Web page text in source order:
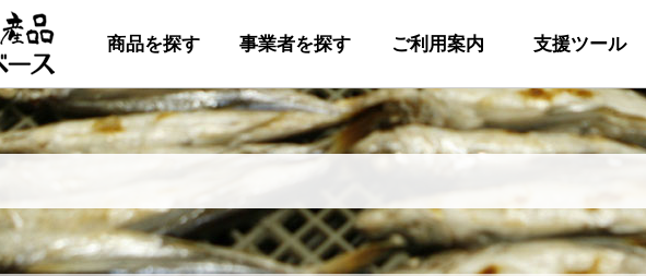
商品を探す 事業者を探す ご利用案内 支援ツール